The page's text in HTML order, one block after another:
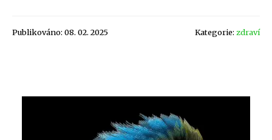
Publikováno: 08. 02. 2025 Kategorie: zdraví